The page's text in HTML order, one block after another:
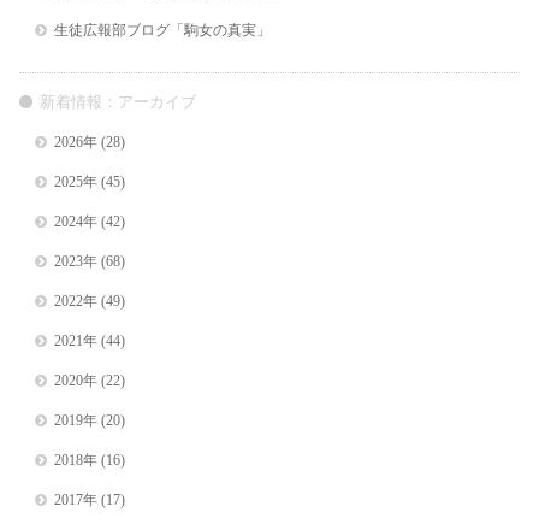
生徒広報部ブログ「駒女の真実」
新着情報：アーカイブ
2026年(28)
2025年(45)
2024年(42)
2023年(68)
2022年(49)
2021年(44)
2020年(22)
2019年(20)
2018年(16)
2017年(17)